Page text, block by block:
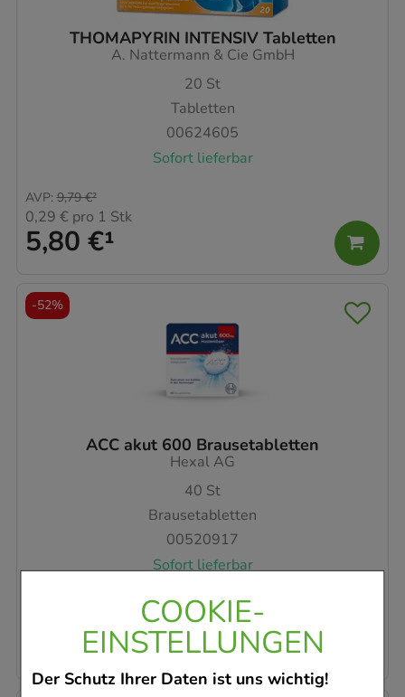
COOKIE-
EINSTELLUNGEN
Der Schutz Ihrer Daten ist uns wichtig!
THOMAPYRIN INTENSIV Tabletten
A. Nattermann & Cie GmbH
20 St
Tabletten
00624605
Sofort lieferbar
5,80 €¹
AVP: 9,79 €²
0,29 € pro 1 Stk
ACC akut 600 Brausetabletten
Hexal AG
40 St
Brausetabletten
00520917
Sofort lieferbar
17,65 €¹
-52%